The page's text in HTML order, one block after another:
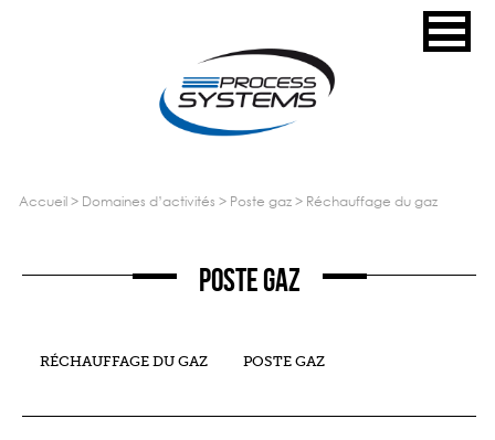
accueil> domaines d’activités > poste gaz> réchauffage du gaz
Poste Gaz
RÉCHAUFFAGE DU GAZ POSTE GAZ